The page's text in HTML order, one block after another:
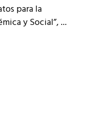
para la
y Social”,